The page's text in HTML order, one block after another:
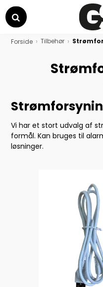
Søg
Forside Tilbehør
Vi har et stort udvalg af
formål. Kan bruges til
løsninger.